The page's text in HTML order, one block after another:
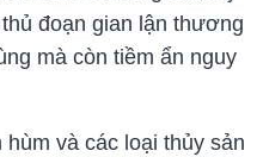
đoạn gian lận thương
mà còn tiềm ẩn nguy
và các loại thủy sản